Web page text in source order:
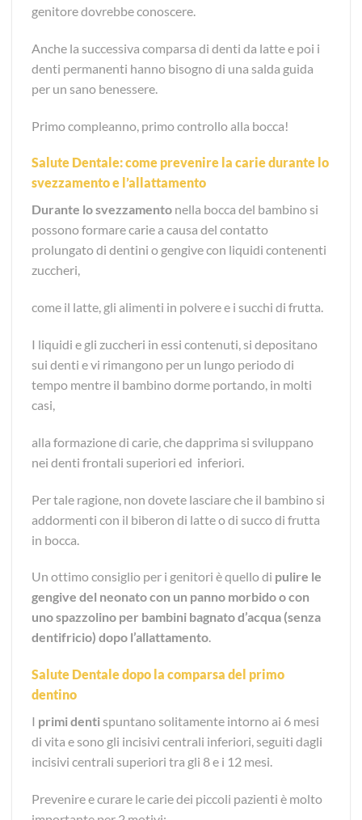
genitore dovrebbe conoscere.
Anche la successiva comparsa di denti da latte e poi i
denti permanenti hanno bisogno di una salda guida
per un sano benessere.
Primo compleanno, primo controllo alla bocca!
Salute Dentale: come prevenire la carie durante lo
svezzamento e l’allattamento
Durante lo svezzamento nella bocca del bambino si
possono formare carie a causa del contatto
prolungato di dentini o gengive con liquidi contenenti
zuccheri,
come il latte, gli alimenti in polvere e i succhi di frutta.
I liquidi e gli zuccheri in essi contenuti, si depositano
sui denti e vi rimangono per un lungo periodo di
tempo mentre il bambino dorme portando, in molti
casi,
alla formazione di carie, che dapprima si sviluppano
nei denti frontali superiori ed inferiori.
Per tale ragione, non dovete lasciare che il bambino si
addormenti con il biberon di latte o di succo di frutta
in bocca.
Un ottimo consiglio per i genitori è quello di pulire le
gengive del neonato con un panno morbido o con
uno spazzolino per bambini bagnato d’acqua (senza
dentifricio) dopo l’allattamento.
Salute Dentale dopo la comparsa del primo
dentino
I primi denti spuntano solitamente intorno ai 6 mesi
di vita e sono gli incisivi centrali inferiori, seguiti dagli
incisivi centrali superiori tra gli 8 e i 12 mesi.
Prevenire e curare le carie dei piccoli pazienti è molto